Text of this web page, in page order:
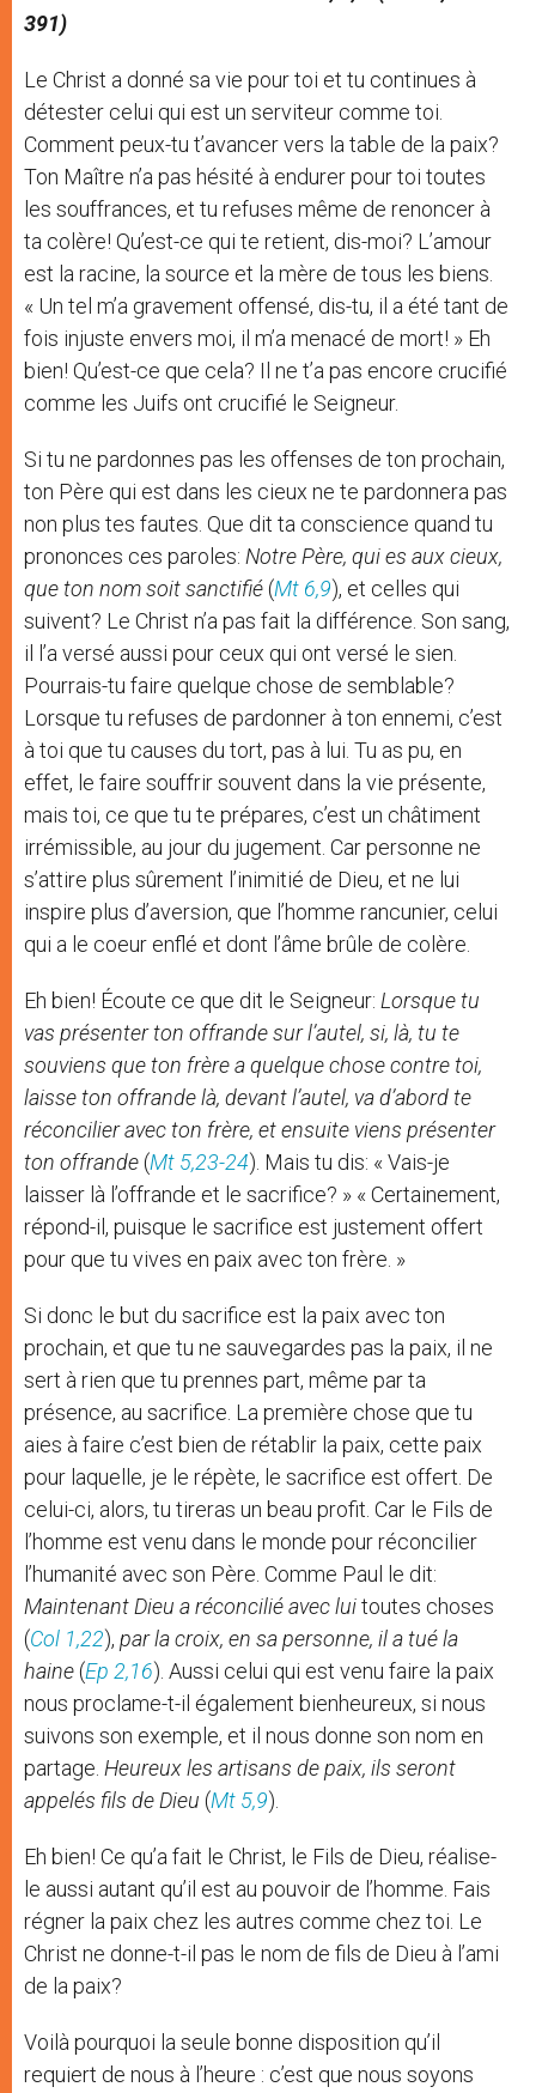
391)
Le Christ a donné sa vie pour toi et tu continues à
détester celui qui est un serviteur comme toi.
Comment peux-tu t’avancer vers la table de la paix?
Ton Maître n’a pas hésité à endurer pour toi toutes
les souffrances, et tu refuses même de renoncer à
ta colère! Qu’est-ce qui te retient, dis-moi? L’amour
est la racine, la source et la mère de tous les biens.
« Un tel m’a gravement offensé, dis-tu, il a été tant de
fois injuste envers moi, il m’a menacé de mort! » Eh
bien! Qu’est-ce que cela? Il ne t’a pas encore crucifié
comme les Juifs ont crucifié le Seigneur.
Si tu ne pardonnes pas les offenses de ton prochain,
ton Père qui est dans les cieux ne te pardonnera pas
non plus tes fautes. Que dit ta conscience quand tu
prononces ces paroles: Notre Père, qui es aux cieux,
que ton nom soit sanctifié (Mt 6,9), et celles qui
suivent? Le Christ n’a pas fait la différence. Son sang,
il l’a versé aussi pour ceux qui ont versé le sien.
Pourrais-tu faire quelque chose de semblable?
Lorsque tu refuses de pardonner à ton ennemi, c’est
à toi que tu causes du tort, pas à lui. Tu as pu, en
effet, le faire souffrir souvent dans la vie présente,
mais toi, ce que tu te prépares, c’est un châtiment
irrémissible, au jour du jugement. Car personne ne
s’attire plus sûrement l’inimitié de Dieu, et ne lui
inspire plus d’aversion, que l’homme rancunier, celui
qui a le coeur enflé et dont l’âme brûle de colère.
Eh bien! Écoute ce que dit le Seigneur: Lorsque tu
vas présenter ton offrande sur l’autel, si, là, tu te
souviens que ton frère a quelque chose contre toi,
laisse ton offrande là, devant l’autel, va d’abord te
réconcilier avec ton frère, et ensuite viens présenter
ton offrande (Mt 5,23-24). Mais tu dis: « Vais-je
laisser là l’offrande et le sacrifice? » « Certainement,
répond-il, puisque le sacrifice est justement offert
pour que tu vives en paix avec ton frère. »
Si donc le but du sacrifice est la paix avec ton
prochain, et que tu ne sauvegardes pas la paix, il ne
sert à rien que tu prennes part, même par ta
présence, au sacrifice. La première chose que tu
aies à faire c’est bien de rétablir la paix, cette paix
pour laquelle, je le répète, le sacrifice est offert. De
celui-ci, alors, tu tireras un beau profit. Car le Fils de
l’homme est venu dans le monde pour réconcilier
l’humanité avec son Père. Comme Paul le dit:
Maintenant Dieu a réconcilié avec luitoutes choses
(Col 1,22), par la croix, en sa personne, il a tué la
haine (Ep 2,16). Aussi celui qui est venu faire la paix
nous proclame-t-il également bienheureux, si nous
suivons son exemple, et il nous donne son nom en
partage. Heureux les artisans de paix, ils seront
appelés fils de Dieu (Mt 5,9).
Eh bien! Ce qu’a fait le Christ, le Fils de Dieu, réalise-
le aussi autant qu’il est au pouvoir de l’homme. Fais
régner la paix chez les autres comme chez toi. Le
Christ ne donne-t-il pas le nom de fils de Dieu à l’ami
de la paix?
Voilà pourquoi la seule bonne disposition qu’il
requiert de nous à l’heure : c’est que nous soyons